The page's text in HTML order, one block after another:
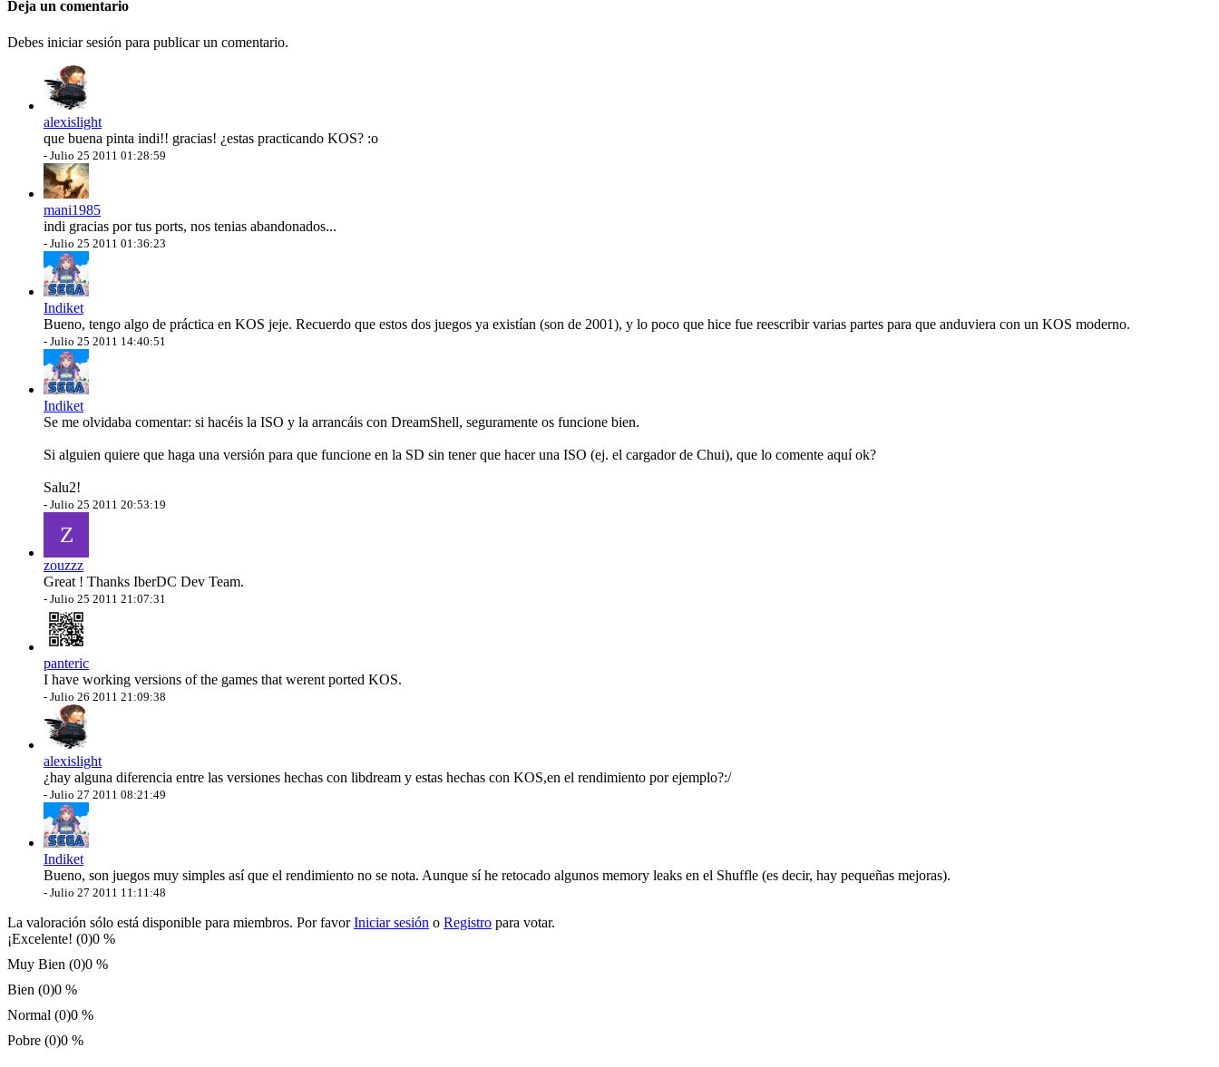
Deja un comentario
Debes iniciar sesión para publicar un comentario.
alexislight
que buena pinta indi!! gracias! ¿estas practicando KOS? :o
- Julio 25 2011 01:28:59
mani1985
indi gracias por tus ports, nos tenias abandonados...
- Julio 25 2011 01:36:23
Indiket
Bueno, tengo algo de práctica en KOS jeje. Recuerdo que estos dos juegos ya existían (son de 2001), y lo poco que hice fue reescribir varias partes para que anduviera con un KOS moderno.
- Julio 25 2011 14:40:51
Indiket
Se me olvidaba comentar: si hacéis la ISO y la arrancáis con DreamShell, seguramente os funcione bien.
Si alguien quiere que haga una versión para que funcione en la SD sin tener que hacer una ISO (ej. el cargador de Chui), que lo comente aquí ok?
Salu2!
- Julio 25 2011 20:53:19
Z
zouzzz
Great ! Thanks IberDC Dev Team.
- Julio 25 2011 21:07:31
panteric
I have working versions of the games that werent ported KOS.
- Julio 26 2011 21:09:38
alexislight
¿hay alguna diferencia entre las versiones hechas con libdream y estas hechas con KOS,en el rendimiento por ejemplo?:/
- Julio 27 2011 08:21:49
Indiket
Bueno, son juegos muy simples así que el rendimiento no se nota. Aunque sí he retocado algunos memory leaks en el Shuffle (es decir, hay pequeñas mejoras).
- Julio 27 2011 11:11:48
La valoración sólo está disponible para miembros. Por favorIniciar sesión o Registro para votar.
¡Excelente! (0)0 %
Muy Bien (0)0 %
Bien (0)0 %
Normal (0)0 %
Pobre (0)0 %